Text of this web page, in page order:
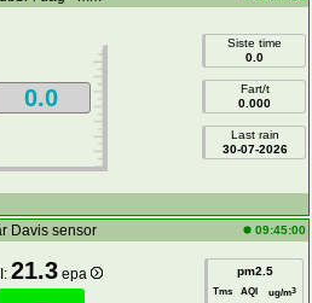
0.0
Siste time
0.0
Fart/t
0.000
Last rain
30-07-2026
Davis sensor 09:45:00
21.3 epa pm2.5
Tms AQI ug/m3